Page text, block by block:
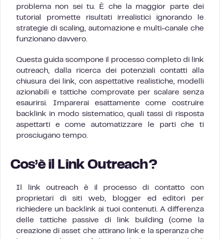
problema non sei tu. È che la maggior parte dei
tutorial promette risultati irrealistici ignorando le
strategie di scaling, automazione e multi-canale che
funzionano davvero.
Questa guida scompone il processo completo di link
outreach, dalla ricerca dei potenziali contatti alla
chiusura dei link, con aspettative realistiche, modelli
azionabili e tattiche comprovate per scalare senza
esaurirsi. Imparerai esattamente come costruire
backlink in modo sistematico, quali tassi di risposta
aspettarti e come automatizzare le parti che ti
prosciugano tempo.
Cos’è il Link Outreach?
Il link outreach è il processo di contatto con
proprietari di siti web, blogger ed editori per
richiedere un backlink ai tuoi contenuti. A differenza
delle tattiche passive di link building (come la
creazione di asset che attirano link e la speranza che